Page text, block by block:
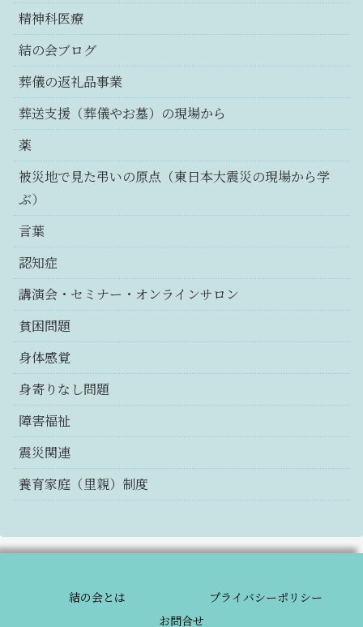
精神科医療
結の会ブログ
葬儀の返礼品事業
葬送支援（葬儀やお墓）の現場から
薬
被災地で見た弔いの原点（東日本大震災の現場から学
ぶ）
言葉
認知症
講演会・セミナー・オンラインサロン
貧困問題
身体感覚
身寄りなし問題
障害福祉
震災関連
養育家庭（里親）制度
結の会とは
プライバシーポリシー
お問合せ